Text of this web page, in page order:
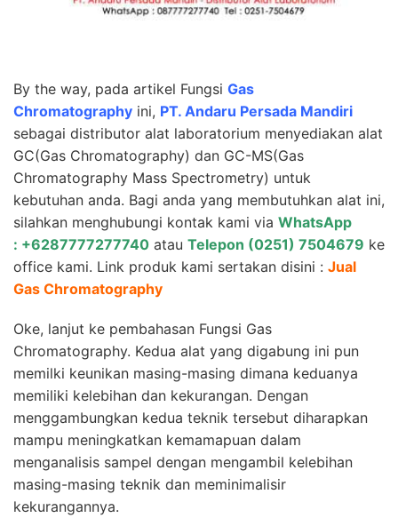
By the way, pada artikel Fungsi Gas
Chromatography ini, PT. Andaru Persada Mandiri
sebagai distributor alat laboratorium menyediakan alat
GC(Gas Chromatography) dan GC-MS(Gas
Chromatography Mass Spectrometry) untuk
kebutuhan anda. Bagi anda yang membutuhkan alat ini,
silahkan menghubungi kontak kami via WhatsApp
: +6287777277740 atau Telepon (0251) 7504679 ke
office kami. Link produk kami sertakan disini : Jual
Gas Chromatography
Oke, lanjut ke pembahasan Fungsi Gas
Chromatography. Kedua alat yang digabung ini pun
memilki keunikan masing-masing dimana keduanya
memiliki kelebihan dan kekurangan. Dengan
menggambungkan kedua teknik tersebut diharapkan
mampu meningkatkan kemamapuan dalam
menganalisis sampel dengan mengambil kelebihan
masing-masing teknik dan meminimalisir
kekurangannya.